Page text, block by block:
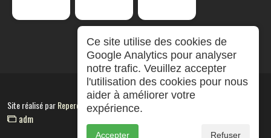
Site réalisé parRepereCom
adm
Ce site utilise des cookies de
Google Analytics pour analyser
notre trafic. Veuillez accepter
l'utilisation des cookies pour nous
aider à améliorer votre
expérience.
Accepter Refuser